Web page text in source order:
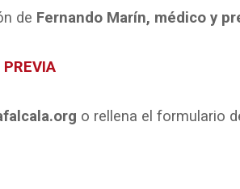
de Fernando Marín, médico y
PREVIA
o rellena el formulario